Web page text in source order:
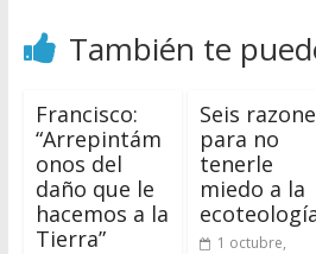
También te
Francisco:
“Arrepintám
onos del
daño que le
hacemos a la
Tierra”
Seis
para no
tenerle
miedo a la
1 octubre,